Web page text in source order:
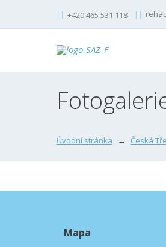
+420 465 531 118
Úvodní stránka Česká
Mapa